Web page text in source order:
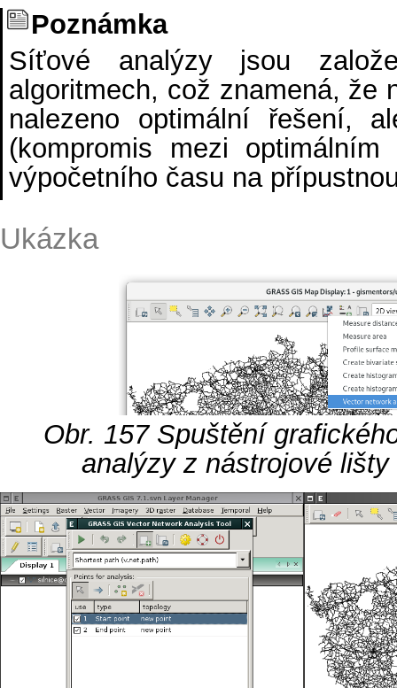
Poznámka
Síťové analýzy jsou
algoritmech, což znamená, že
nalezeno optimální řešení,
(kompromis mezi
výpočetního času na
Ukázka
Obr. 157 Spuštění
analýzy z nástrojové